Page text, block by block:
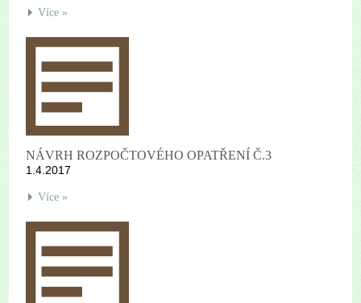
Více »
NÁVRH ROZPOČTOVÉHO OPATŘENÍ Č.3
1.4.2017
Více »